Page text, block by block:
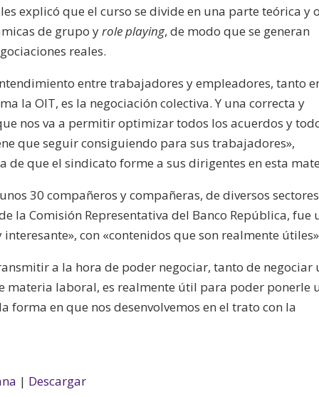
volumen.
explicó que el curso se divide en una parte teórica y
de grupo yrole playing, de modo que se generan
reales.
entre trabajadores y empleadores, tanto
la OIT, es la negociación colectiva. Y una correcta y
nos va a permitir optimizar todos los acuerdos y
que seguir consiguiendo para sus trabajadores»,
de que el sindicato forme a sus dirigentes en esta
30 compañeros y compañeras, de diversos
la Comisión Representativa del Banco República, fue
con «contenidos que son realmente
a la hora de poder negociar, tanto de negociar
materia laboral, es realmente útil para poder ponerle
en que nos desenvolvemos en el trato con la
| Descargar